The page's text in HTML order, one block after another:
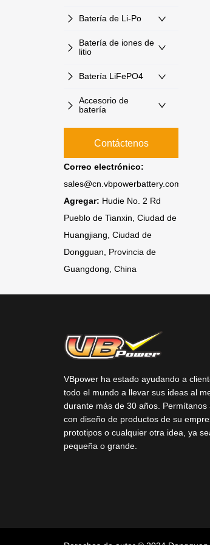
Batería de Li-Po
Batería de iones de
litio
Batería LiFePO4
Accesorio de
batería
Contáctenos
Correo electrónico:
sales@cn.vbpowerbattery.com
Agregar: Hudie No. 2 Rd
Pueblo de Tianxin, Ciudad de
Huangjiang, Ciudad de
Dongguan, Provincia de
Guangdong, China
VBpower ha estado ayudando a
todo el mundo a llevar sus ideas al
durante más de 30 años. Permítanos
con diseño de productos de su
prototipos o cualquier otra idea, ya
pequeña o grande.